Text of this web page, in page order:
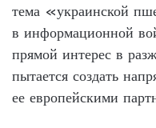
тема «украинской
в информационной
прямой интерес в
пытается создать
ее европейскими